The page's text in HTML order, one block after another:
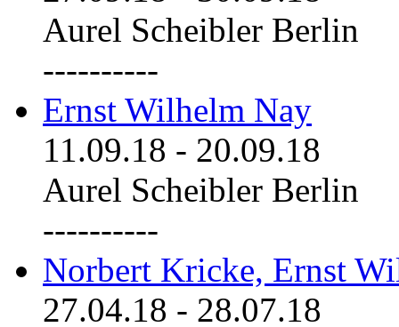
Aurel Scheibler Berlin
----------
Ernst Wilhelm Nay
11.09.18 - 20.09.18
Aurel Scheibler Berlin
----------
Norbert Kricke, Ernst
27.04.18 - 28.07.18